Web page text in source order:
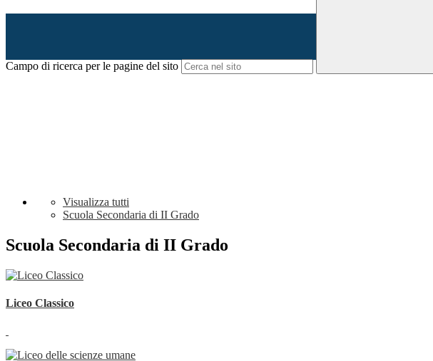
Campo di ricerca per le pagine del sito
Visualizza tutti
Scuola Secondaria di II Grado
Scuola Secondaria di II Grado
Liceo Classico